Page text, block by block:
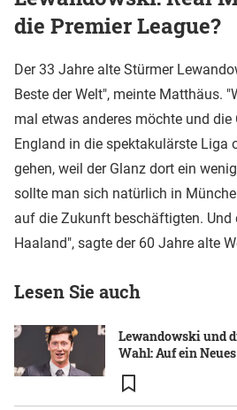
die Premier League?
Der 33 Jahre alte Stürmer
Beste der Welt", meinte Matthäus.
mal etwas anderes möchte und die
England in die spektakulärste Liga
gehen, weil der Glanz dort ein
sollte man sich natürlich in
auf die Zukunft beschäftigten. Und
Haaland", sagte der 60 Jahre alte
Lesen Sie auch
Lewandowski und
Wahl: Auf ein Neues